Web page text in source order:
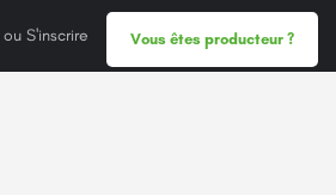
ou S'inscrire Vous êtes producteur ?